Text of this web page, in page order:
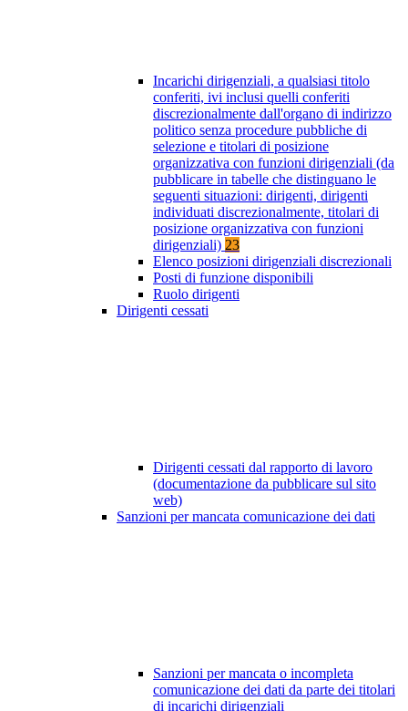
Incarichi dirigenziali, a qualsiasi titolo
conferiti, ivi inclusi quelli conferiti
discrezionalmente dall'organo di indirizzo
politico senza procedure pubbliche di
selezione e titolari di posizione
organizzativa con funzioni dirigenziali (da
pubblicare in tabelle che distinguano le
seguenti situazioni: dirigenti, dirigenti
individuati discrezionalmente, titolari di
posizione organizzativa con funzioni
dirigenziali) 23
Elenco posizioni dirigenziali discrezionali
Posti di funzione disponibili
Ruolo dirigenti
Dirigenti cessati
Dirigenti cessati dal rapporto di lavoro
(documentazione da pubblicare sul sito
web)
Sanzioni per mancata comunicazione dei dati
Sanzioni per mancata o incompleta
comunicazione dei dati da parte dei titolari
di incarichi dirigenziali